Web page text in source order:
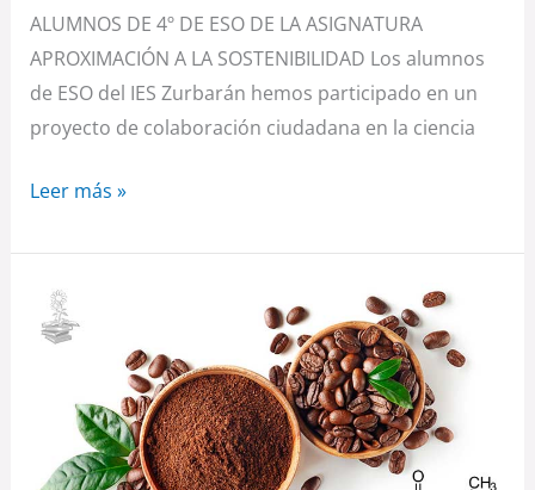
ALUMNOS DE 4º DE ESO DE LA ASIGNATURA
APROXIMACIÓN A LA SOSTENIBILIDAD Los alumnos
de ESO del IES Zurbarán hemos participado en un
proyecto de colaboración ciudadana en la ciencia
Leer más »
“CAFÉ…
TU
AMIGO…
TU